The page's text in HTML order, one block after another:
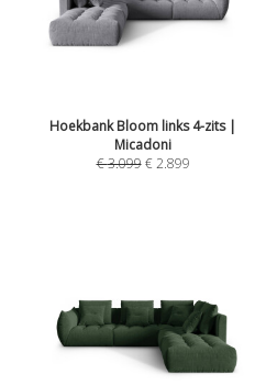
Hoekbank Bloom links 4-zits |
Micadoni
€3.099 €2.899